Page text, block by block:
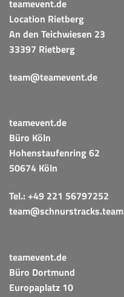
teamevent.de
Location Rietberg
An den Teichwiesen 23
33397 Rietberg
team@teamevent.de
teamevent.de
Büro Köln
Hohenstaufenring 62
50674 Köln
Tel.:+49 221 56797252
team@schnurstracks.team
teamevent.de
Büro Dortmund
Europaplatz 10